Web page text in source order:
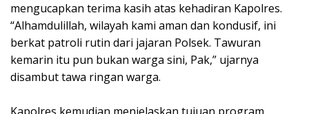
mengucapkan terima kasih atas kehadiran Kapolres.
“Alhamdulillah, wilayah kami aman dan kondusif, ini
berkat patroli rutin dari jajaran Polsek. Tawuran
kemarin itu pun bukan warga sini, Pak,” ujarnya
disambut tawa ringan warga.